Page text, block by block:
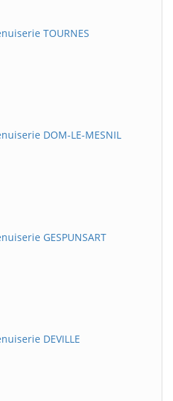
TOURNES
DOM-LE-MESNIL
GESPUNSART
DEVILLE